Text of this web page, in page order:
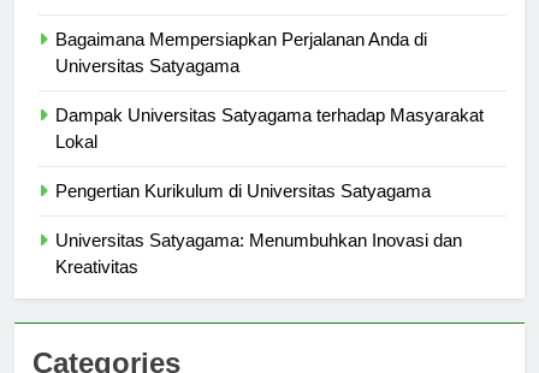
Bagaimana Mempersiapkan Perjalanan Anda di
Dampak Universitas Satyagama terhadap Masyarakat
Universitas Satyagama: Menumbuhkan Inovasi dan